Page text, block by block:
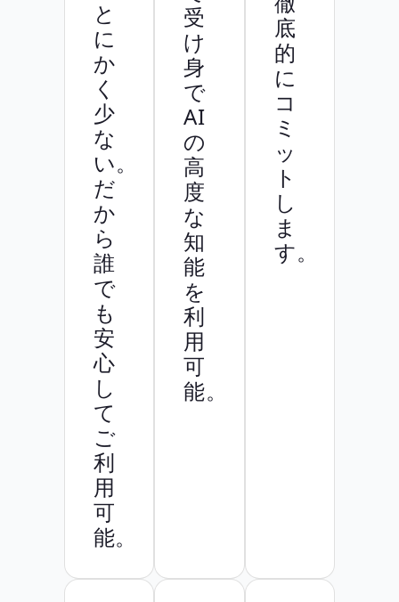
と
に
か
く
少
な
い。
だ
か
ら
誰
で
も
安
心
し
て
ご
利
用
可
能。
受
け
身
で
AI
の
高
度
な
知
能
を
利
用
可
能。
底
的
に
コ
ミ
ッ
ト
し
ま
す。